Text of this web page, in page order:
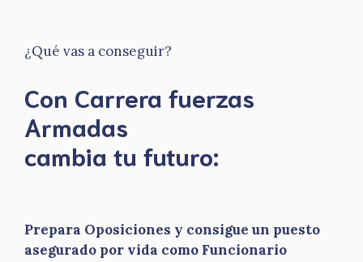
¿Qué vas a conseguir?
Con Carrera fuerzas
Armadas
​cambia tu futuro:
Prepara Oposiciones y consigue un puesto
asegurado por vida como Funcionario